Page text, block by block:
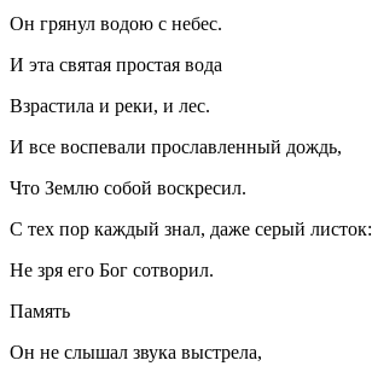
Он грянул водою с небес.
И эта святая простая вода
Взрастила и реки, и лес.
И все воспевали прославленный дождь,
Что Землю собой воскресил.
С тех пор каждый знал, даже серый листок:
Не зря его Бог сотворил.
Память
Он не слышал звука выстрела,